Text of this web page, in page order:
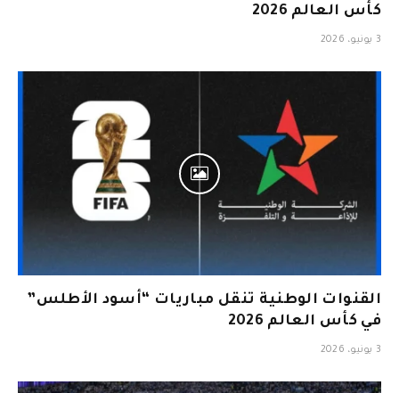
كأس العالم 2026
3 يونيو، 2026
القنوات الوطنية تنقل مباريات “أسود الأطلس”
في كأس العالم 2026
3 يونيو، 2026